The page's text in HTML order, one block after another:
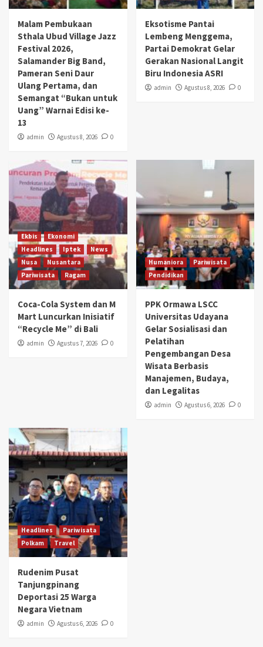
Malam Pembukaan
Sthala Ubud Village Jazz
Festival 2026,
Salamander Big Band,
Pameran Seni Daur
Ulang Pertama, dan
Semangat “Bukan untuk
Uang” Warnai Edisi ke-
13
admin Agustus 8, 2026 0
Eksotisme Pantai
Lembeng Menggema,
Partai Demokrat Gelar
Gerakan Nasional Langit
Biru Indonesia ASRI
admin Agustus 8, 2026 0
Ekbis
Ekonomi
Headlines
Iptek
News
Nusa
Nusantara
Pariwisata
Ragam
Coca-Cola System dan M
Mart Luncurkan Inisiatif
“Recycle Me” di Bali
admin Agustus 7, 2026 0
Humaniora
Pariwisata
Pendidikan
PPK Ormawa LSCC
Universitas Udayana
Gelar Sosialisasi dan
Pelatihan
Pengembangan Desa
Wisata Berbasis
Manajemen, Budaya,
dan Legalitas
admin Agustus 6, 2026 0
Headlines
Pariwisata
Polkam
Travel
Rudenim Pusat
Tanjungpinang
Deportasi 25 Warga
Negara Vietnam
admin Agustus 6, 2026 0